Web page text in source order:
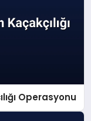
Operasyonu